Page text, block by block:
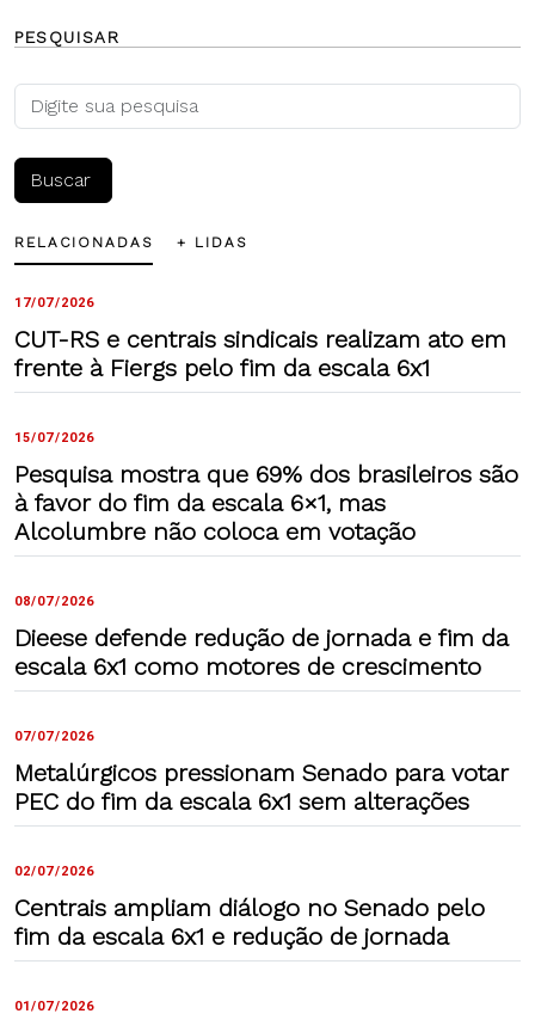
PESQUISAR
RELACIONADAS + LIDAS
17/07/2026
CUT-RS e centrais sindicais realizam ato em
frente à Fiergs pelo fim da escala 6x1
15/07/2026
Pesquisa mostra que 69% dos brasileiros são
à favor do fim da escala 6×1, mas
Alcolumbre não coloca em votação
08/07/2026
Dieese defende redução de jornada e fim da
escala 6x1 como motores de crescimento
07/07/2026
Metalúrgicos pressionam Senado para votar
PEC do fim da escala 6x1 sem alterações
02/07/2026
Centrais ampliam diálogo no Senado pelo
fim da escala 6x1 e redução de jornada
01/07/2026